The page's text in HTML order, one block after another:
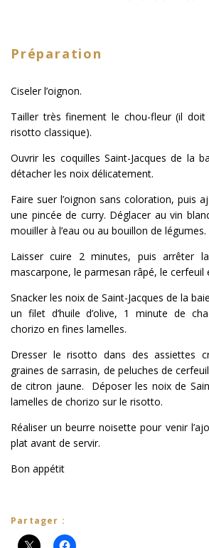
Préparation
Ciseler l’oignon.
Tailler très finement le chou-fleur (il doit
risotto classique).
Ouvrir les coquilles Saint-Jacques de la
détacher les noix délicatement.
Faire suer l’oignon sans coloration, puis
une pincée de curry. Déglacer au vin
mouiller à l’eau ou au bouillon de légumes.
Laisser cuire 2 minutes, puis arrêter
mascarpone, le parmesan râpé, le cerfeuil
Snacker les noix de Saint-Jacques de la
un filet d’huile d’olive, 1 minute de
chorizo en fines lamelles.
Dresser le risotto dans des assiettes
graines de sarrasin, de peluches de
de citron jaune. Déposer les noix de
lamelles de chorizo sur le risotto.
Réaliser un beurre noisette pour venir
plat avant de servir.
Bon appétit
Partager :